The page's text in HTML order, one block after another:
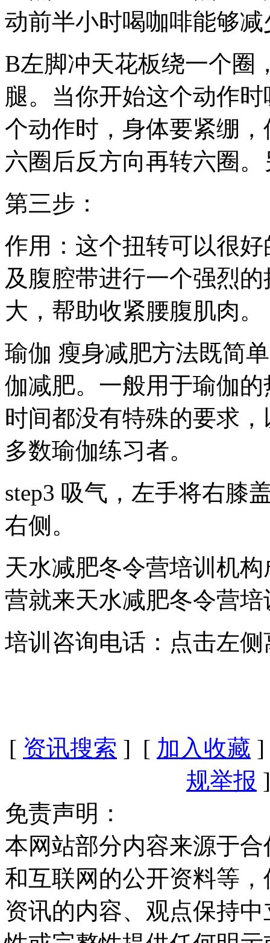
动前半小时喝咖啡能够
B左脚冲天花板绕一个圈
腿。当你开始这个动作
个动作时，身体要紧绷
六圈后反方向再转六圈
第三步：
作用：这个扭转可以很
及腹腔带进行一个强烈
大，帮助收紧腰腹肌肉。
瑜伽 瘦身减肥方法既简
伽减肥。一般用于瑜伽
时间都没有特殊的要求
多数瑜伽练习者。
step3 吸气，左手将右膝
右侧。
天水减肥冬令营培训机
营就来天水减肥冬令营培
培训咨询电话：点击左
[ 资讯搜索 ] [ 加入收藏
规举报
免责声明：
本网站部分内容来源于
和互联网的公开资料等
资讯的内容、观点保持